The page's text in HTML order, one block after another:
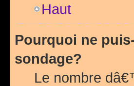
Haut
Pourquoi ne
sondage?
Le nombre